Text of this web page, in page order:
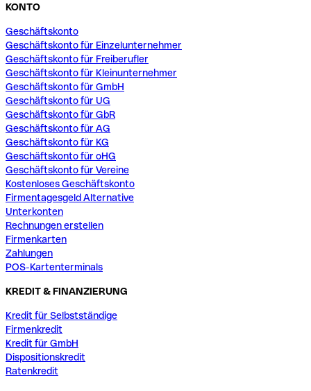
KONTO
Geschäftskonto
Geschäftskonto für Einzelunternehmer
Geschäftskonto für Freiberufler
Geschäftskonto für Kleinunternehmer
Geschäftskonto für GmbH
Geschäftskonto für UG
Geschäftskonto für GbR
Geschäftskonto für AG
Geschäftskonto für KG
Geschäftskonto für oHG
Geschäftskonto für Vereine
Kostenloses Geschäftskonto
Firmentagesgeld Alternative
Unterkonten
Rechnungen erstellen
Firmenkarten
Zahlungen
POS-Kartenterminals
KREDIT & FINANZIERUNG
Kredit für Selbstständige
Firmenkredit
Kredit für GmbH
Dispositionskredit
Ratenkredit